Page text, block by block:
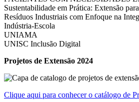
Sustentabilidade em Prática: Extensão
Resíduos Industriais com Enfoque na
Indústria-Escola
UNIAMA
UNISC Inclusão Digital
Projetos de Extensão 2024
Clique aqui para conhecer o catálogo de